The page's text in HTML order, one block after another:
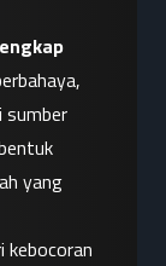
sumber
yang
kebocoran